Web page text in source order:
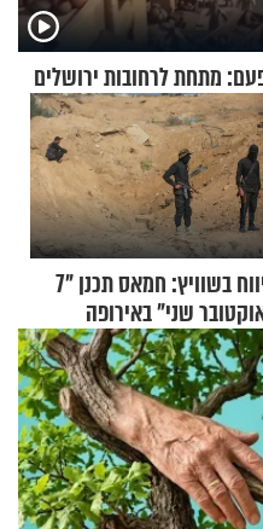
מתחת לרחובות ירושלים
דיווח בשוויץ: חמאס תכנן "7
שני" באירופה